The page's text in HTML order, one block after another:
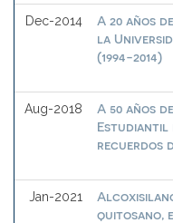
Dec-2014
A 20 años
la
(1994-2014)
Aug-2018
A 50 años
Estudiantil
recuerdos
Jan-2021
quitosano,